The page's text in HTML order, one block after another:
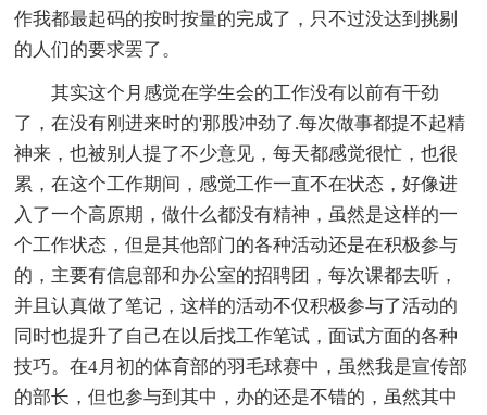
作我都最起码的按时按量的完成了，只不过没达到挑剔
的人们的要求罢了。
其实这个月感觉在学生会的工作没有以前有干劲
了，在没有刚进来时的'那股冲劲了.每次做事都提不起精
神来，也被别人提了不少意见，每天都感觉很忙，也很
累，在这个工作期间，感觉工作一直不在状态，好像进
入了一个高原期，做什么都没有精神，虽然是这样的一
个工作状态，但是其他部门的各种活动还是在积极参与
的，主要有信息部和办公室的招聘团，每次课都去听，
并且认真做了笔记，这样的活动不仅积极参与了活动的
同时也提升了自己在以后找工作笔试，面试方面的各种
技巧。在4月初的体育部的羽毛球赛中，虽然我是宣传部
的部长，但也参与到其中，办的还是不错的，虽然其中